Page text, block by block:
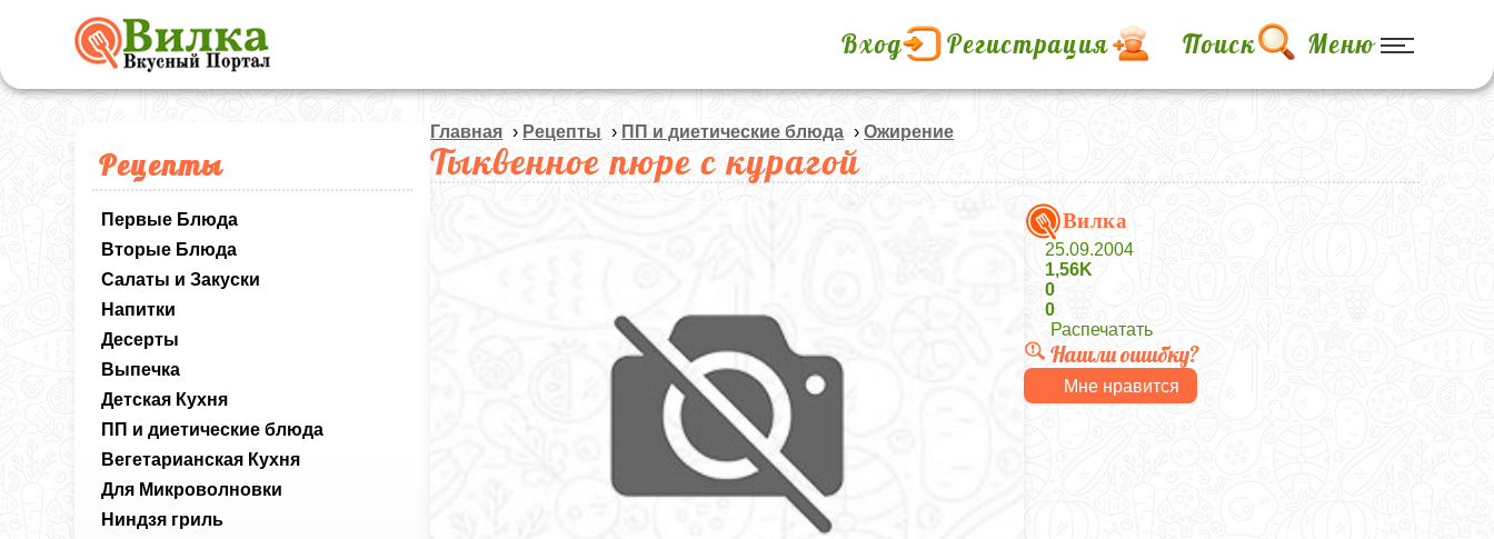
Вход Регистрация Поиск Меню
Рецепты
Первые Блюда
Вторые Блюда
Салаты и Закуски
Напитки
Десерты
Выпечка
Детская Кухня
ПП и диетические блюда
Вегетарианская Кухня
Для Микроволновки
Ниндзя гриль
Главная › Рецепты › ПП и диетические блюда ›Ожирение
Тыквенное пюре с курагой
Вилка
25.09.2004
1,56K
0
0
Распечатать
Нашли ошибку?
Мне нравится